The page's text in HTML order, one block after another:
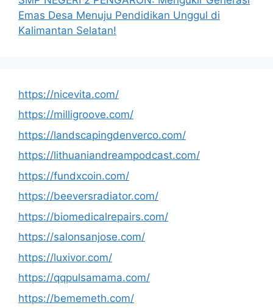
Emas Desa Menuju Pendidikan Unggul di
Kalimantan Selatan!
https://nicevita.com/
https://milligroove.com/
https://landscapingdenverco.com/
https://lithuaniandreampodcast.com/
https://fundxcoin.com/
https://beeversradiator.com/
https://biomedicalrepairs.com/
https://salonsanjose.com/
https://luxivor.com/
https://qqpulsamama.com/
https://bememeth.com/